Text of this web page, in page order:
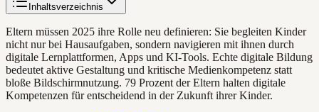
Inhaltsverzeichnis
Eltern müssen 2025 ihre Rolle neu definieren: Sie begleiten Kinder
nicht nur bei Hausaufgaben, sondern navigieren mit ihnen durch
digitale Lernplattformen, Apps und KI-Tools. Echte digitale Bildung
bedeutet aktive Gestaltung und kritische Medienkompetenz statt
bloße Bildschirmnutzung. 79 Prozent der Eltern halten digitale
Kompetenzen für entscheidend in der Zukunft ihrer Kinder.